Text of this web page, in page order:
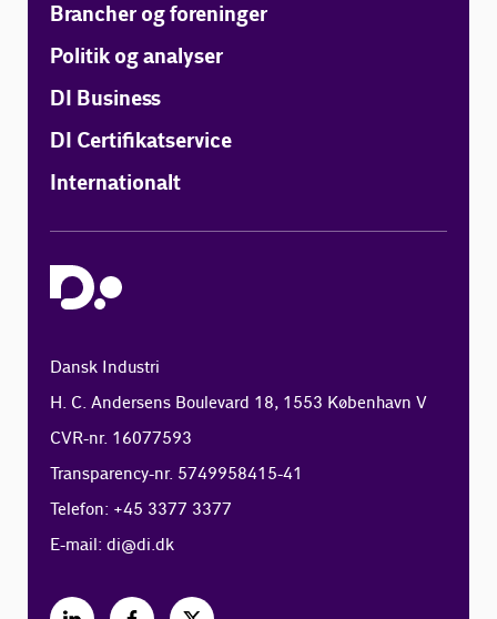
Brancher og foreninger
Politik og analyser
DI Business
DI Certifikatservice
Internationalt
Dansk Industri
H. C. Andersens Boulevard 18, 1553 København V
CVR-nr. 16077593
Transparency-nr. 5749958415-41
Telefon: +45 3377 3377
E-mail:di@di.dk